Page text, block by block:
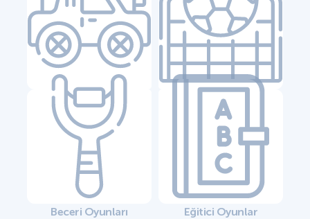
Araba Oyunları Futbol Oyunları
Beceri Oyunları Eğitici Oyunlar